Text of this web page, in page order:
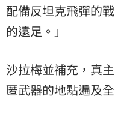
配備反坦克飛彈的
的遠足。」
沙拉梅並補充，真
匿武器的地點遍及全